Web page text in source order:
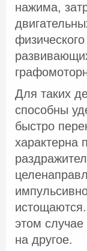
нажима,
Для таких
способны
быстро
характерна
этом
на другое.